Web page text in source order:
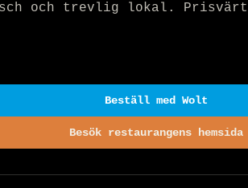
och trevlig lokal. Prisvärt
Beställ med Wolt
Besök restaurangens hemsida